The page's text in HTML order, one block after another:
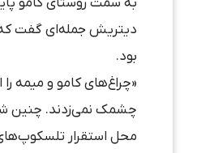
دیتریش جمله‌ای گفت که
بود.
«چراغ‌های کامو و میمه را
چشمک نمی‌زدند. چنین
محل استقرار تلسکوپ‌های